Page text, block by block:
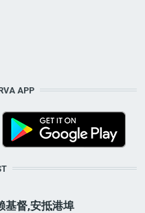
APP
基督,安抵港埠